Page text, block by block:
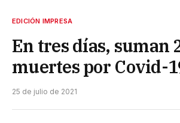
EDICIÓN IMPRESA
En tres días, suman
muertes por Covid-
25 de julio de 2021